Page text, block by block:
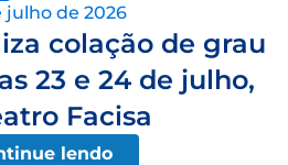
julho de 2026
colação de grau
23 e 24 de julho,
Facisa
lendo